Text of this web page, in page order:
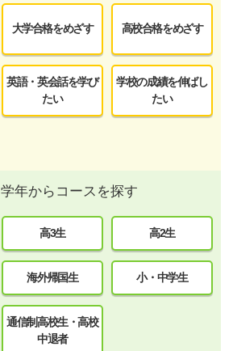
大学合格をめざす 高校合格をめざす
英語・英会話を学び
たい
学校の成績を伸ばし
たい
学年からコースを探す
高3生 高2生
海外帰国生 小・中学生
通信制高校生・高校
中退者